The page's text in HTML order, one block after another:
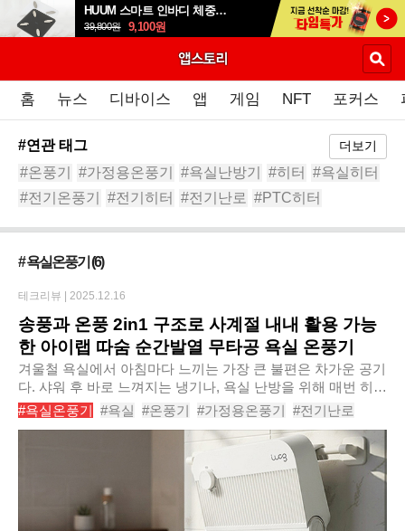
HUUM 스마트 인바디 체중계 SB-108B
39,800원 9,100원
홈 뉴스 디바이스 앱 게임 NFT 포커스
#연관 태그 더보기
#온풍기 #가정용온풍기 #욕실난방기 #히터
#욕실히터
#전기온풍기
#전기히터 #전기난로
#PTC히터
# 욕실온풍기 (6)
송풍과 온풍 2in1 구조로 사계절 내내 활용 가능
한 아이랩 따숨 순간발열 무타공 욕실 온풍기
겨울철 욕실에서 아침마다 느끼는 가장 큰 불편은 차가운 공기
다. 샤워 후 바로 느껴지는 냉기나, 욕실 난방을 위해 매번 히터
를 옮겨 다니는 번거로움은 누구나 경험해봤을 것이다. 아이랩
따숨 순간발열 무타공 욕실 온풍기..
#욕실온풍기 #욕실 #온풍기 #가정용온풍기 #전기난로
#전기히터 #전기온풍기 #욕실난방기 #욕실히터
테크리뷰 | 2025.12.16